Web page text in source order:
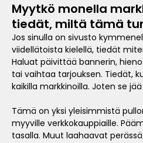
Myytkö monella
tiedät, miltä tämä
Jos sinulla on sivusto
viidellätoista kielellä, tiedät
Haluat päivittää bannerin,
tai vaihtaa tarjouksen. Tiedät,
kaikilla markkinoilla. Joten se
Tämä on yksi yleisimmistä
myyville verkkokauppiaille.
tasalla. Muut laahaavat perässä.